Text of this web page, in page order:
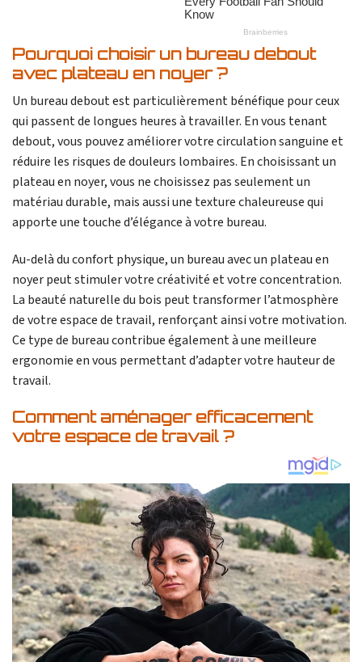
Pourquoi choisir un bureau debout
avec plateau en noyer ?
Un bureau debout est particulièrement bénéfique pour ceux
qui passent de longues heures à travailler. En vous tenant
debout, vous pouvez améliorer votre circulation sanguine et
réduire les risques de douleurs lombaires. En choisissant un
plateau en noyer, vous ne choisissez pas seulement un
matériau durable, mais aussi une texture chaleureuse qui
apporte une touche d’élégance à votre bureau.
Au-delà du confort physique, un bureau avec un plateau en
noyer peut stimuler votre créativité et votre concentration.
La beauté naturelle du bois peut transformer l’atmosphère
de votre espace de travail, renforçant ainsi votre motivation.
Ce type de bureau contribue également à une meilleure
ergonomie en vous permettant d’adapter votre hauteur de
travail.
Comment aménager efficacement
votre espace de travail ?